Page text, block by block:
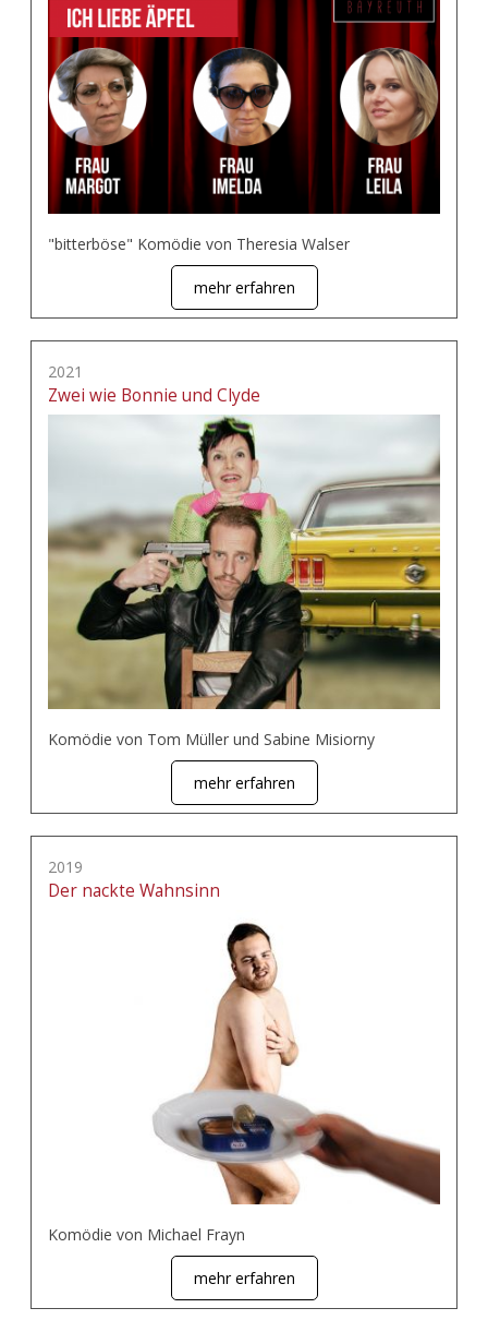
"bitterböse" Komödie von Theresia Walser
mehr erfahren
2021
Zwei wie Bonnie und Clyde
Komödie von Tom Müller und Sabine Misiorny
mehr erfahren
2019
Der nackte Wahnsinn
Komödie von Michael Frayn
mehr erfahren